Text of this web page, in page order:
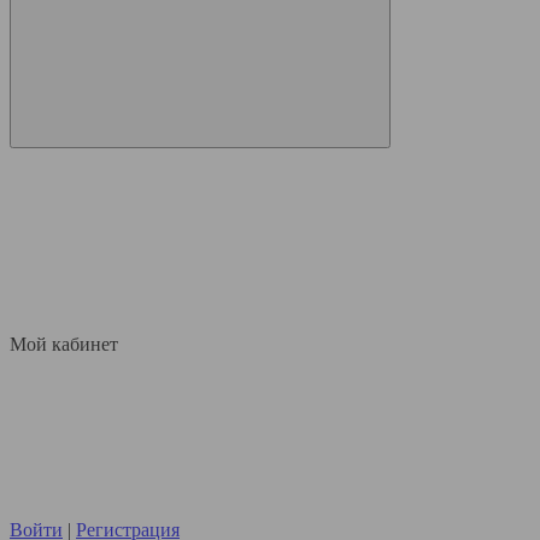
Мой кабинет
Войти | Регистрация